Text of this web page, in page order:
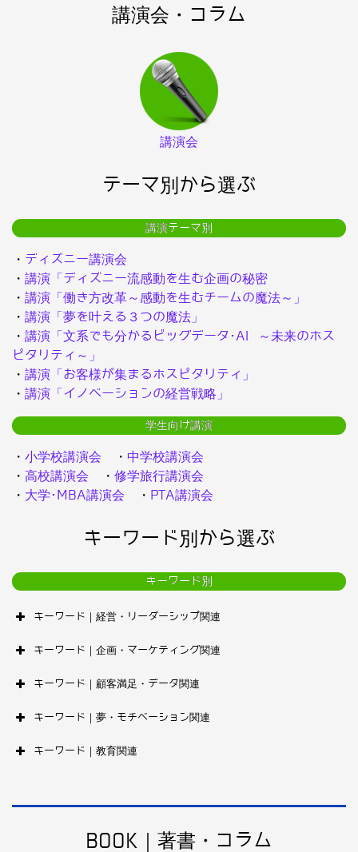
講演会・コラム
講演会
テーマ別から選ぶ
講演テーマ別
・ ディズニー講演会
・ 講演「ディズニー流感動を生む企画の秘密
・ 講演「働き方改革～感動を生むチームの魔法～」
・ 講演「夢を叶える３つの魔法」
・ 講演「文系でも分かるビッグデータ･AI ～未来のホス
ピタリティ～」
・ 講演「お客様が集まるホスピタリティ」
・ 講演「イノベーションの経営戦略」
学生向け講演
・ 小学校講演会 ・ 中学校講演会
・ 高校講演会 ・ 修学旅行講演会
・ 大学･MBA講演会 ・ PTA講演会
キーワード別から選ぶ
キーワード別
キーワード｜経営・リーダーシップ関連
キーワード｜企画・マーケティング関連
キーワード｜顧客満足・データ関連
キーワード｜夢・モチベーション関連
キーワード｜教育関連
BOOK｜著書・コラム